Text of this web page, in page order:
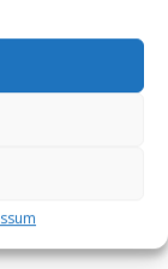
du ansluter till
och avancerade
och effektiva
som kräver det